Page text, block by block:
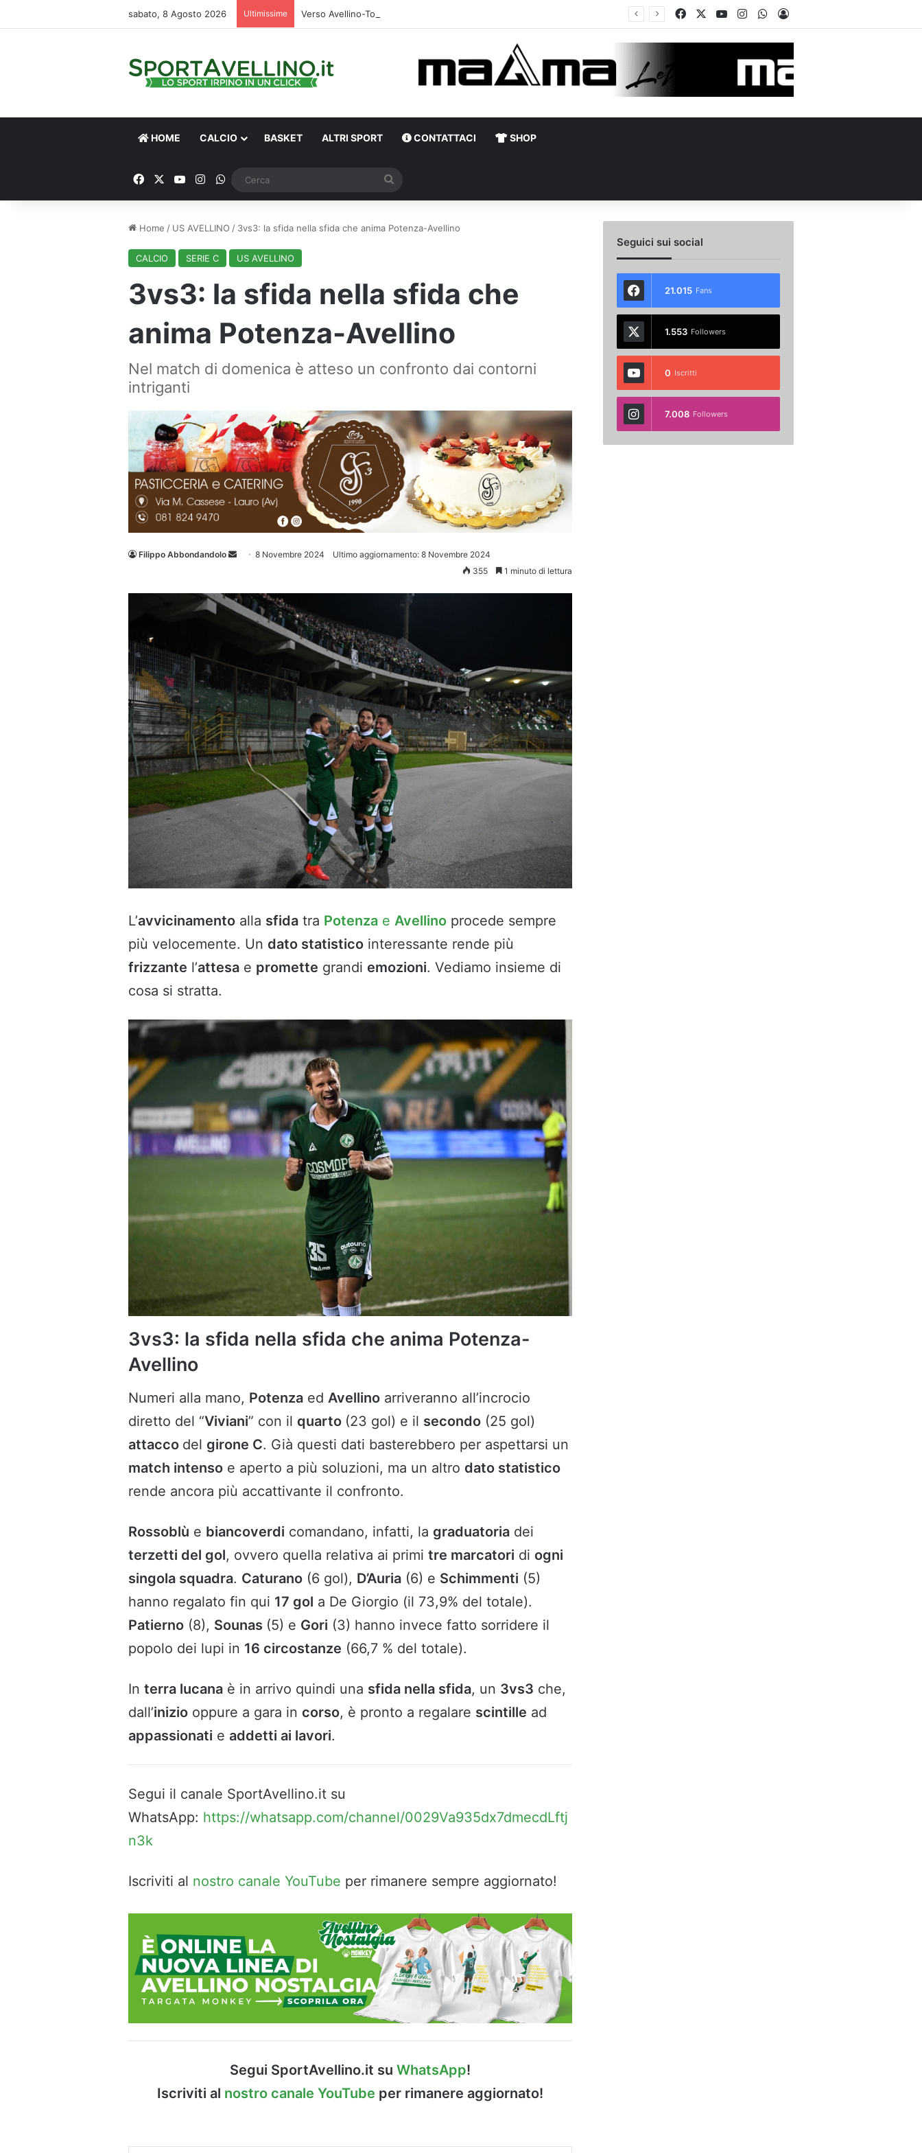
sabato, 8 Agosto 2026 Ultimissime Verso Avellino-Torino, il focus sulla formazione granata FacebookYou TubeInstagramWhatsApp
Accedi
HOME CALCIO BASKET ALTRI SPORT CONTATTACI SHOP
FacebookYou TubeInstagram
WhatsApp
Home / US AVELLINO / 3vs3: la sfida nella sfida che anima Potenza-Avellino
CALCIO SERIE C US AVELLINO
3vs3: la sfida nella sfida che
anima Potenza-Avellino
Nel match di domenica è atteso un confronto dai contorni
intriganti
Filippo Abbondandolo
Invia 8 Novembre 2024
Ultimo aggiornamento: 8 Novembre 2024
355
1 minuto di lettura
L’avvicinamento alla sfida tra Potenza e Avellino procede sempre
più velocemente. Un dato statistico interessante rende più
frizzante l’attesa e promette grandi emozioni. Vediamo insieme di
cosa si stratta.
3vs3: la sfida nella sfida che anima Potenza-
Avellino
Numeri alla mano, Potenza ed Avellino arriveranno all’incrocio
diretto del “Viviani” con il quarto (23 gol) e il secondo (25 gol)
attacco del girone C. Già questi dati basterebbero per aspettarsi un
match intenso e aperto a più soluzioni, ma un altro dato statistico
rende ancora più accattivante il confronto.
Rossoblù e biancoverdi comandano, infatti, la graduatoria dei
terzetti del gol, ovvero quella relativa ai primi tre marcatori di ogni
singola squadra. Caturano (6 gol), D’Auria (6) e Schimmenti (5)
hanno regalato fin qui 17 gol a De Giorgio (il 73,9% del totale).
Patierno (8), Sounas (5) e Gori (3) hanno invece fatto sorridere il
popolo dei lupi in 16 circostanze (66,7 % del totale).
In terra lucana è in arrivo quindi una sfida nella sfida, un 3vs3 che,
dall’inizio oppure a gara in corso, è pronto a regalare scintille ad
appassionati e addetti ai lavori.
Segui il canale SportAvellino.it su
WhatsApp: https://whatsapp.com/channel/0029Va935dx7dmecdLftj
n3k
Iscriviti al nostro canale YouTube per rimanere sempre aggiornato!
Segui SportAvellino.it su WhatsApp!
Iscriviti al nostro canale YouTube per rimanere aggiornato!
Seguici sui social
21.015 Fans
1.553 Followers
0 Iscritti
7.008 Followers